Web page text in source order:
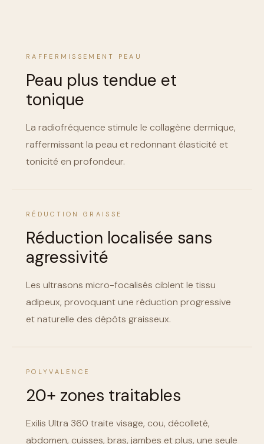
RAFFERMISSEMENT PEAU
Peau plus tendue et
tonique
La radiofréquence stimule le collagène dermique,
raffermissant la peau et redonnant élasticité et
tonicité en profondeur.
RÉDUCTION GRAISSE
Réduction localisée sans
agressivité
Les ultrasons micro-focalisés ciblent le tissu
adipeux, provoquant une réduction progressive
et naturelle des dépôts graisseux.
POLYVALENCE
20+ zones traitables
Exilis Ultra 360 traite visage, cou, décolleté,
abdomen, cuisses, bras, jambes et plus, une seule